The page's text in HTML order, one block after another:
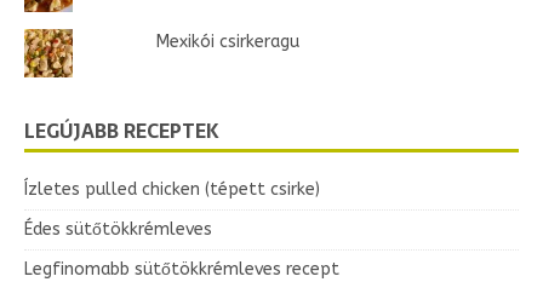
Mexikói csirkeragu
LEGÚJABB RECEPTEK
Ízletes pulled chicken (tépett csirke)
Édes sütőtökkrémleves
Legfinomabb sütőtökkrémleves recept